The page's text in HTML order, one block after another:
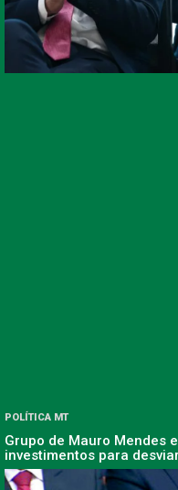
POLÍTICA MT
Grupo de Mauro Mendes
investimentos para